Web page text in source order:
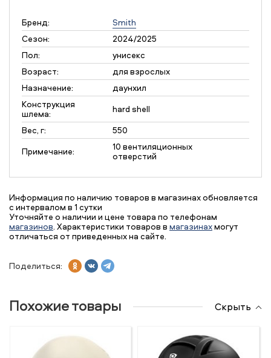
Бренд:
Smith
Сезон:
2024/2025
Пол:
унисекс
Возраст:
для взрослых
Назначение:
даунхил
Конструкция
шлема:
hard shell
Вес, г:
550
Примечание:
10 вентиляционных
отверстий
Информация по наличию товаров в магазинах обновляется
с интервалом в 1 сутки
Уточняйте о наличии и цене товара по телефонам
магазинов. Характеристики товаров в магазинахмогут
отличаться от приведенных на сайте.
Поделиться:
Похожие товары Скрыть